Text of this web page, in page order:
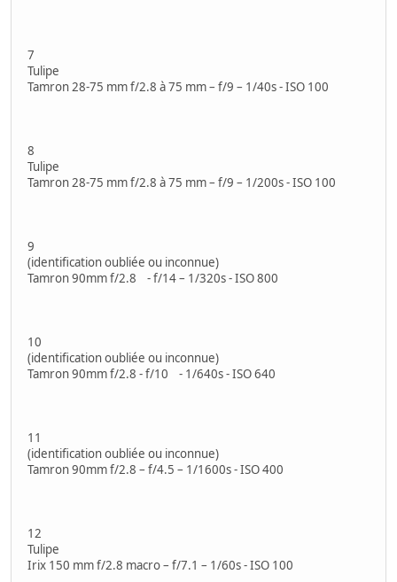
7
Tulipe
Tamron 28-75 mm f/2.8 à 75 mm – f/9 – 1/40s - ISO 100
8
Tulipe
Tamron 28-75 mm f/2.8 à 75 mm – f/9 – 1/200s - ISO 100
9
(identification oubliée ou inconnue)
Tamron 90mm f/2.8 - f/14 – 1/320s - ISO 800
10
(identification oubliée ou inconnue)
Tamron 90mm f/2.8 - f/10 - 1/640s - ISO 640
11
(identification oubliée ou inconnue)
Tamron 90mm f/2.8 – f/4.5 – 1/1600s - ISO 400
12
Tulipe
Irix 150 mm f/2.8 macro – f/7.1 – 1/60s - ISO 100